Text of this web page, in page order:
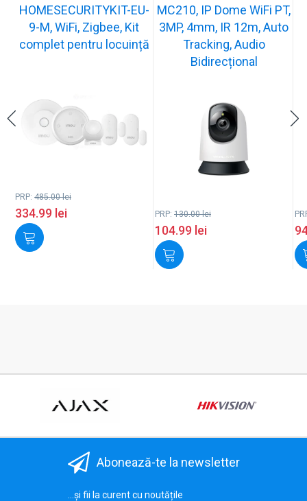
HOMESECURITYKIT-EU-
9-M, WiFi, Zigbee, Kit
complet pentru locuință
PRP: 485.00lei
334.99 lei
MC210, IP Dome WiFi PT,
3MP, 4mm, IR 12m, Auto
Tracking, Audio
Bidirecțional
PRP: 130.00lei
104.99 lei
Abonează-te la newsletter
...și fii la curent cu noutățile